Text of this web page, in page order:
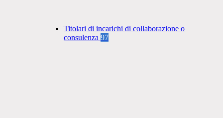
Titolari di incarichi di collaborazione o
consulenza 97